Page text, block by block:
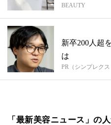
BEAUTY
新卒200人超
は
PR（シンプレクス
「最新美容ニュース」の